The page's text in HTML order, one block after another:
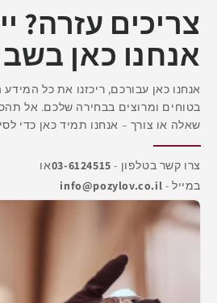
צריכים עזרה?
אנחנו כאן
אנחנו כאן עבורכם, ריכזנו את כל המידע
בטוחים ומרוצים בבחירה שלכם. אל
שאלה או צורך – אנחנו תמיד כאן כדי
צרו קשר בטלפון - 03-6124515או
במייל - info@pozylov.co.il